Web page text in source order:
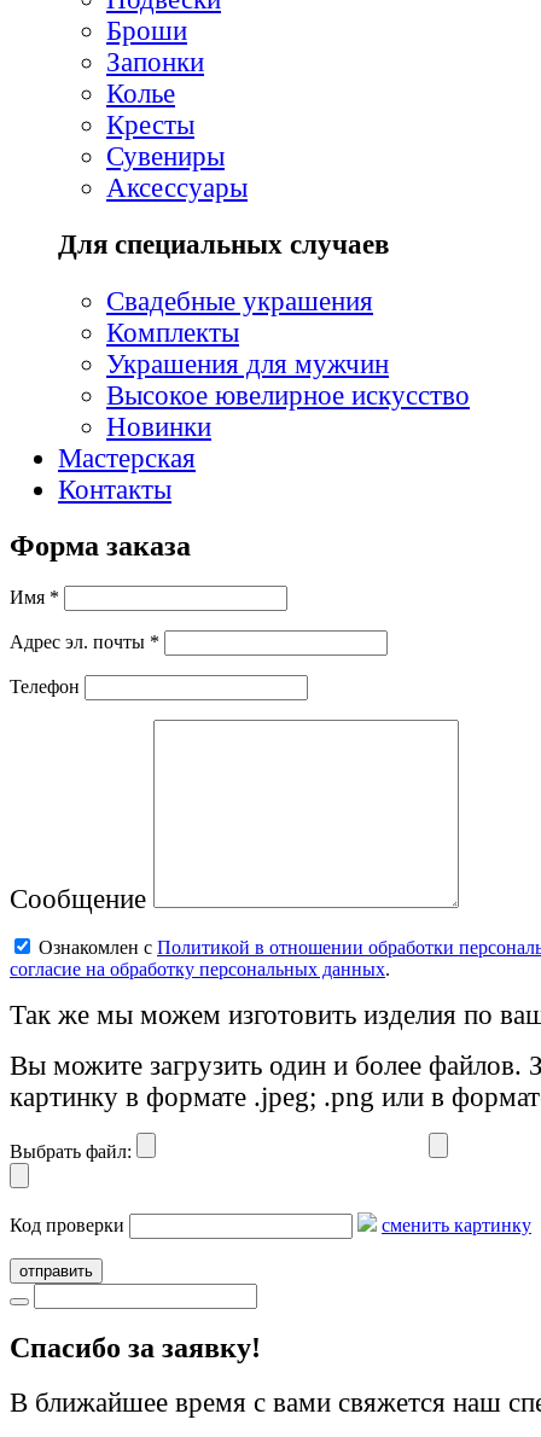
Броши
Запонки
Колье
Кресты
Сувениры
Аксессуары
Для специальных случаев
Свадебные украшения
Комплекты
Украшения для мужчин
Высокое ювелирное искусство
Новинки
Мастерская
Контакты
Форма заказа
Имя *
Адрес эл. почты *
Телефон
Сообщение
Ознакомлен с Политикой в отношении обработки
согласие на обработку персональных данных.
Так же мы можем изготовить изделия по
Вы можите загрузить один и более файлов.
картинку в формате .jpeg; .png или в
Выбрать файл:
Код проверки сменить картинку
отправить
Cпасибо за заявку!
В ближайшее время с вами свяжется наш